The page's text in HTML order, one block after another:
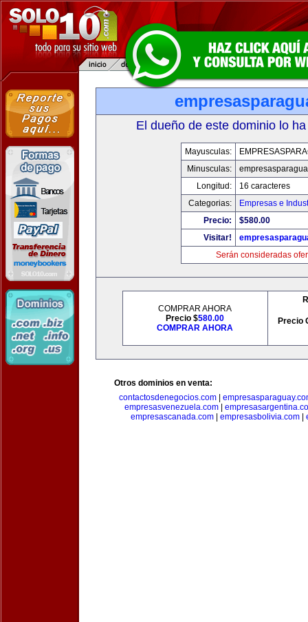
El dueño de este dominio lo
Mayusculas:
Minusculas:
Longitud:
16 caracteres
Categorias:
Empresas e
Precio:
$580.00
Visitar!
Serán consideradas
COMPRAR AHORA
Precio $580.00
COMPRAR AHORA
Precio
Otros dominios en venta:
contactosdenegocios.com
empresasvenezuela.com|
empresascanada.com| empresasbolivia.com|